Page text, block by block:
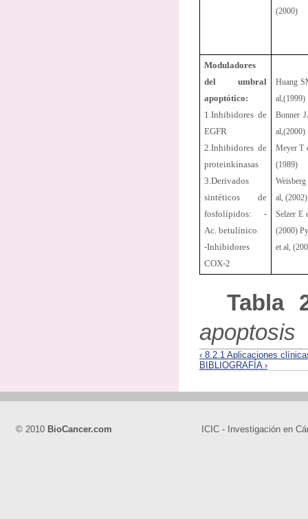
(2000)
Moduladores
del umbral
apoptótico:
1.Inhibidores de
EGFR
2.Inhibidores de
proteinkinasas
3.Derivados
sintéticos de
fosfolípidos: -
Ac. betulínico
-Inhibidores
COX-2
Huang
al,(1999)
Bonner
al,(2000)
Meyer T
(1989)
al, (2002)
Selzer E
(2000)
et al,
Tabla
apoptosis
‹ 8.2.1 Aplicaciones
BIBLIOGRAFÍA ›
© 2010 BioCancer.com ICIC - Investigación en